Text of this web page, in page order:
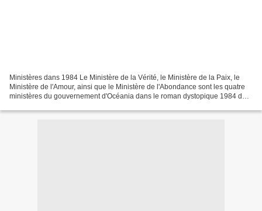
Ministères dans 1984 Le Ministère de la Vérité, le Ministère de la Paix, le
Ministère de l'Amour, ainsi que le Ministère de l'Abondance sont les quatre
ministères du gouvernement d'Océania dans le roman dystopique 1984 de